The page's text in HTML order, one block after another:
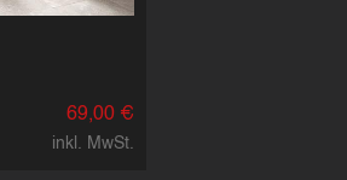
69,00 €
inkl. MwSt.